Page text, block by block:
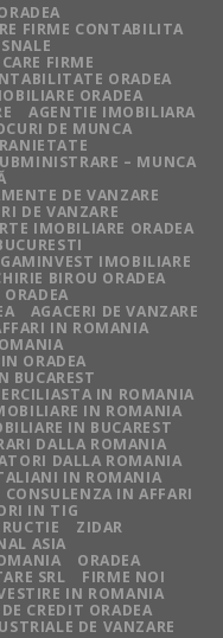
FIRME CONTABILITA
FIRME
ORADEA
ORADEA
AGENTIE IMOBILIARA
DE MUNCA
– MUNCA
DE VANZARE
DE VANZARE
IMOBILIARE ORADEA
GAMINVEST IMOBILIARE
BIROU ORADEA
AGACERI DE VANZARE
IN ROMANIA
ORADEA
BUCAREST
IN ROMANIA
IN ROMANIA
IN BUCAREST
DALLA ROMANIA
DALLA ROMANIA
IN ROMANIA
CONSULENZA IN AFFARI
IN TIG
ZIDAR
ASIA
ORADEA
SRL
FIRME NOI
IN ROMANIA
CREDIT ORADEA
DE VANZARE